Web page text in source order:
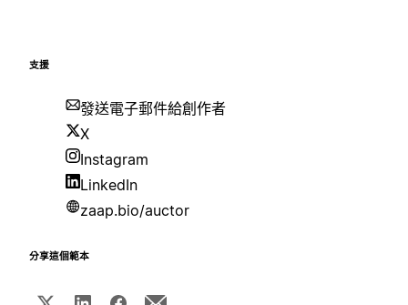
支援
發送電子郵件給創作者
X
Instagram
LinkedIn
zaap.bio/auctor
分享這個範本